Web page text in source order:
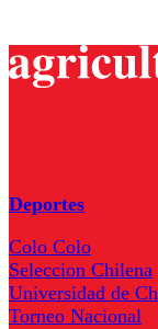
Deportes
Colo Colo
Seleccion Chilena
Universidad de
Torneo Nacional